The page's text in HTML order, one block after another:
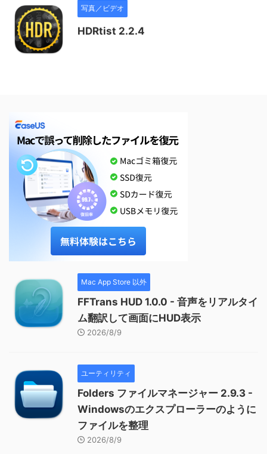
写真／ビデオ
HDRtist 2.2.4
Mac App Store 以外
FFTrans HUD 1.0.0 - 音声をリアルタイ
ム翻訳して画面にHUD表示
2026/8/9
ユーティリティ
Folders ファイルマネージャー 2.9.3 -
Windowsのエクスプローラーのように
ファイルを整理
2026/8/9